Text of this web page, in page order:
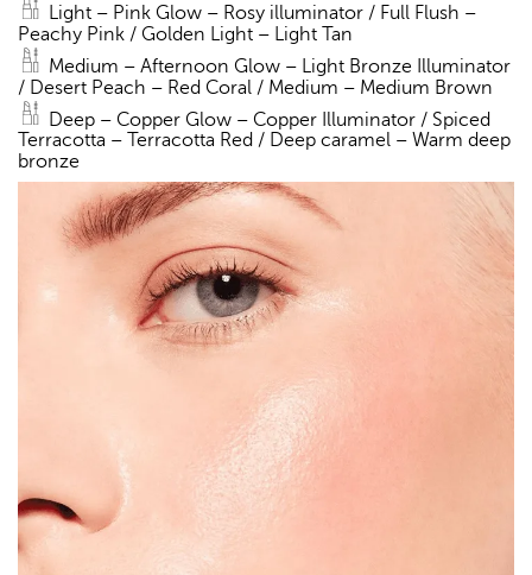
Light – Pink Glow – Rosy illuminator / Full Flush –
Peachy Pink / Golden Light – Light Tan
Medium – Afternoon Glow – Light Bronze Illuminator
/ Desert Peach – Red Coral / Medium – Medium Brown
Deep – Copper Glow – Copper Illuminator / Spiced
Terracotta – Terracotta Red / Deep caramel – Warm deep
bronze